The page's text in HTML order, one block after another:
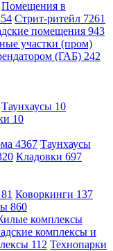
Помещения в
Стрит-ритейл 7261
помещения 943
участки (пром)
(ГАБ) 242
Таунхаусы 10
10
4367 Таунхаусы
Кладовки 697
Коворкинги 137
860
комплексы
комплексы и
112 Технопарки